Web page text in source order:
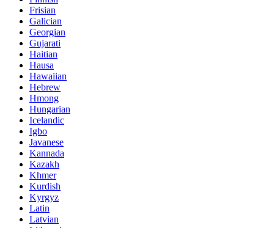
Frisian
Galician
Georgian
Gujarati
Haitian
Hausa
Hawaiian
Hebrew
Hmong
Hungarian
Icelandic
Igbo
Javanese
Kannada
Kazakh
Khmer
Kurdish
Kyrgyz
Latin
Latvian